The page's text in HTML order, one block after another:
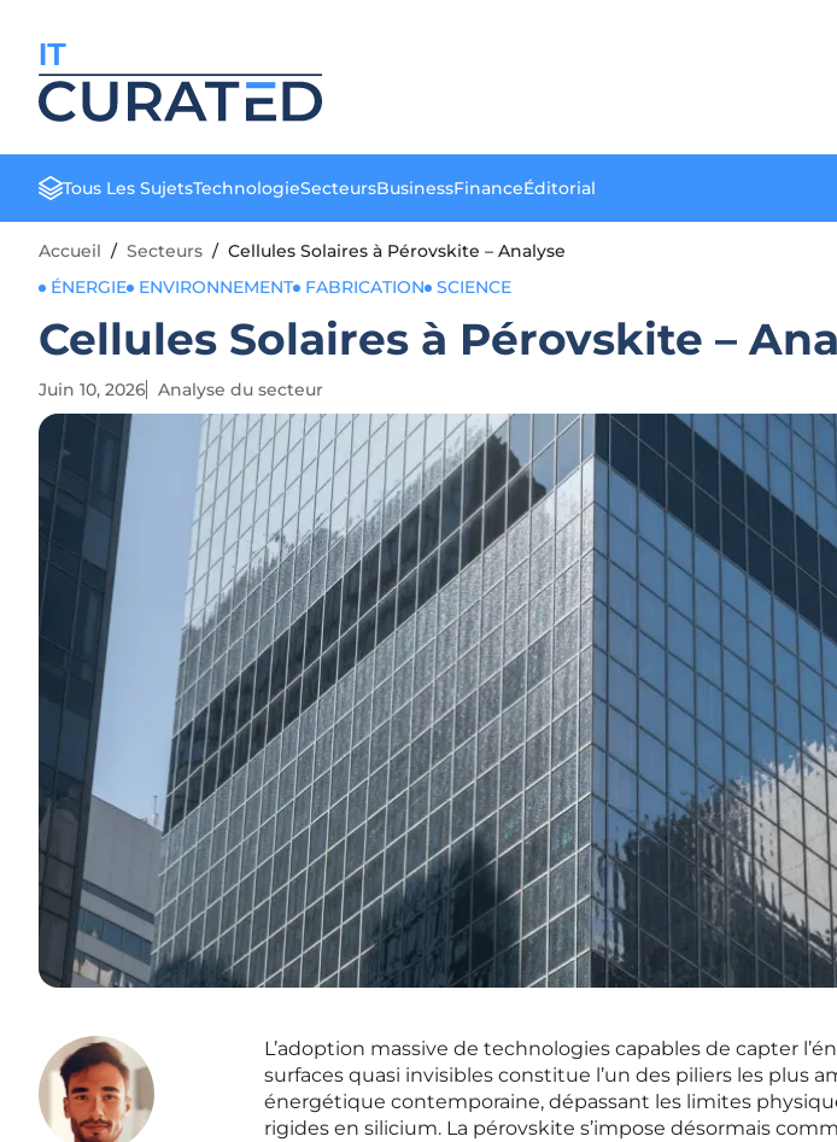
IT
Tous Les SujetsTechnologieSecteursBusinessFinanceÉditorial
Accueil / Secteurs / Cellules Solaires à Pérovskite – Analyse
ÉNERGIE
ENVIRONNEMENT FABRICATION SCIENCE
Cellules Solaires à Pérovskite –
Juin 10, 2026 Analyse du secteur
L’adoption massive de technologies capables de capter
surfaces quasi invisibles constitue l’un des piliers les plus
énergétique contemporaine, dépassant les limites
rigides en silicium. La pérovskite s’impose désormais